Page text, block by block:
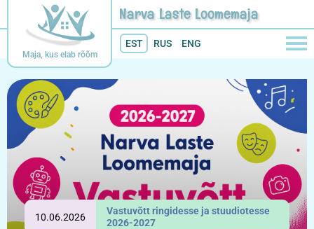
Maja, kus elab rõõm
Narva Laste Loomemaja
EST RUS ENG
10.06.2026
Vastuvõtt ringidesse ja stuudiotesse
2026-2027